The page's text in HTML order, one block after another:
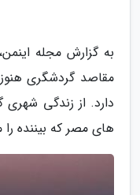
به گزارش مجله
مقاصد گردشگری
دارد. از زندگی شهری
های مصر که بیننده